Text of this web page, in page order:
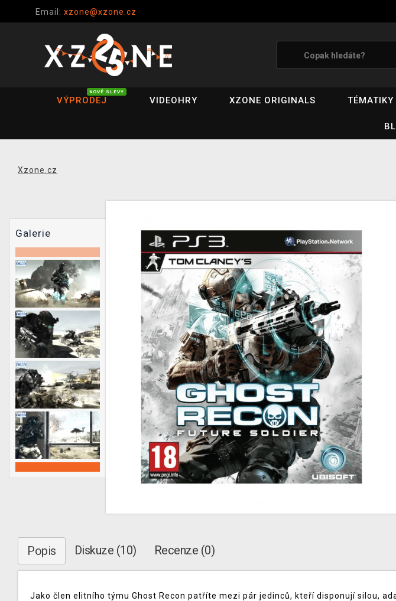
Email: xzone@xzone.cz
VÝPRODEJ
NOVÉ SLEVY
VIDEOHRY XZONE ORIGINALS TÉMATIKY
Xzone.cz
Galerie
Popis Diskuze (10) Recenze (0)
Jako člen elitního týmu Ghost Recon patříte mezi pár jedinců, kteří disponují silou,